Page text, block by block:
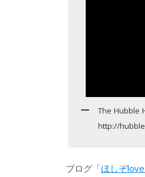
The Hubble
http://
ブログ「ほしぞ